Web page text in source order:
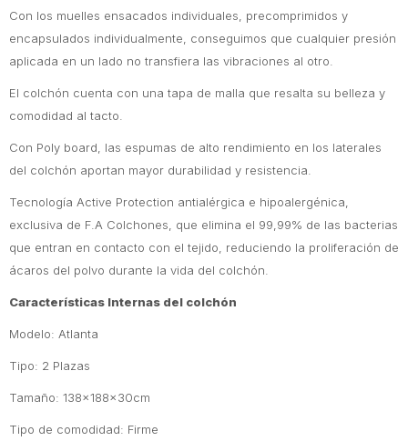
Con los muelles ensacados individuales, precomprimidos y
encapsulados individualmente, conseguimos que cualquier presión
aplicada en un lado no transfiera las vibraciones al otro.
El colchón cuenta con una tapa de malla que resalta su belleza y
comodidad al tacto.
Con Poly board, las espumas de alto rendimiento en los laterales
del colchón aportan mayor durabilidad y resistencia.
Tecnología Active Protection antialérgica e hipoalergénica,
exclusiva de F.A Colchones, que elimina el 99,99% de las bacterias
que entran en contacto con el tejido, reduciendo la proliferación de
ácaros del polvo durante la vida del colchón.
Características Internas del colchón
Modelo: Atlanta
Tipo: 2 Plazas
Tamaño: 138x188x30cm
Tipo de comodidad: Firme